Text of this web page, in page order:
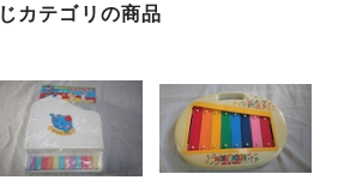
カテゴリの商品